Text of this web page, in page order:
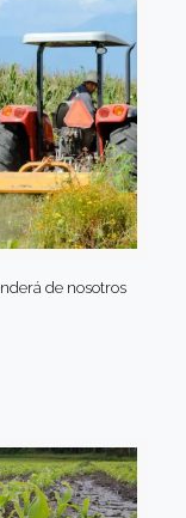
de nosotros